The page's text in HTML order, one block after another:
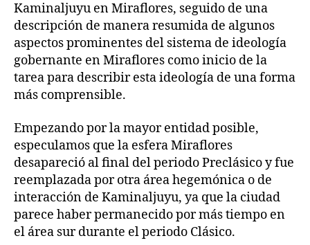
Kaminaljuyu en Miraflores, seguido de una
descripción de manera resumida de algunos
aspectos prominentes del sistema de ideología
gobernante en Miraflores como inicio de la
tarea para describir esta ideología de una forma
más comprensible.
Empezando por la mayor entidad posible,
especulamos que la esfera Miraflores
desapareció al final del periodo Preclásico y fue
reemplazada por otra área hegemónica o de
interacción de Kaminaljuyu, ya que la ciudad
parece haber permanecido por más tiempo en
el área sur durante el periodo Clásico.